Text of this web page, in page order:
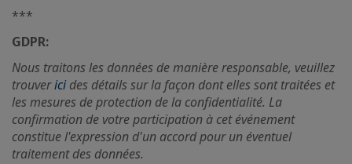
***
GDPR:
Nous traitons les données de manière responsable, veuillez
trouvericides détails sur la façon dont elles sont traitées et
les mesures de protection de la confidentialité. La
confirmation de votre participation à cet événement
constitue l'expression d'un accord pour un éventuel
traitement des données.